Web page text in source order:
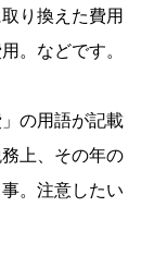
り換えた費用
。などです。
の用語が記載
上、その年の
。注意したい